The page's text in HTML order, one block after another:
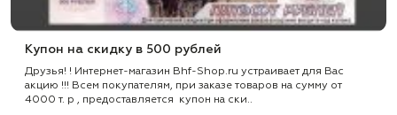
Купон на скидку в 500 рублей
Друзья! ! Интернет-магазин Bhf-Shop.ru устраивает для Вас
акцию !!! Всем покупателям, при заказе товаров на сумму от
4000 т. р , предоставляется купон на ски..